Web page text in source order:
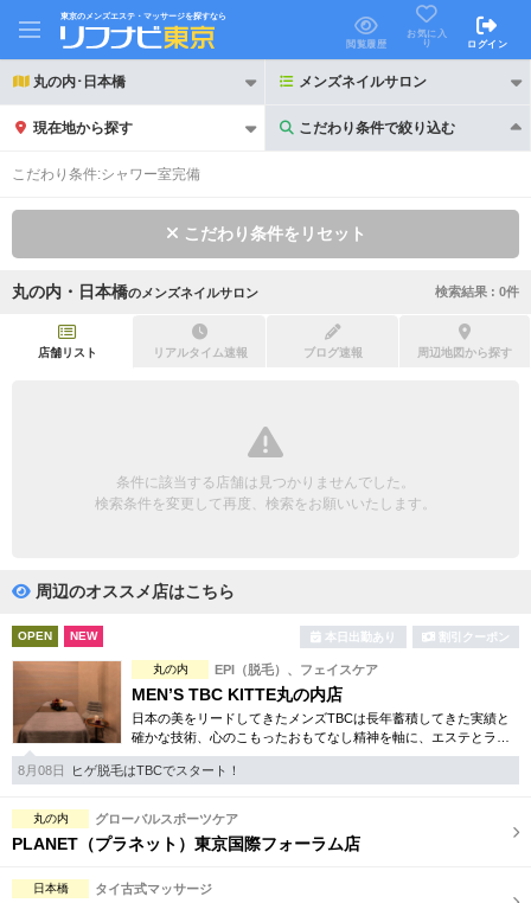
東京のメンズエステ・マッサージを探すなら
閲覧履歴
お気に入
り
ログイン
丸の内･日本橋 メンズネイルサロン
現在地から探す こだわり条件で絞り込む
こだわり条件で絞り込む
初回割引あり リピーター割引あり
団体様歓迎
ペアルームあり
フットバスあり 岩盤浴あり
専用駐車場あり 有資格者在籍
日本人スタッフのみ 女性スタッフのみ
スタッフ指名可
駅から徒歩5分以内
こだわり条件:シャワー室完備
こだわり条件をリセット
丸の内・日本橋の メンズネイルサロン 検索結果 : 0件
店舗リスト リアルタイム速報 ブログ速報 周辺地図から探す
条件に該当する店舗は見つかりませんでした。
検索条件を変更して再度、検索をお願いいたします。
周辺のオススメ店はこちら
OPEN NEW 本日出勤あり 割引クーポン
丸の内 EPI（脱毛）、フェイスケア
MEN’S TBC KITTE丸の内店
日本の美をリードしてきたメンズTBCは長年蓄積してきた実績と
確かな技術、心のこもったおもてなし精神を軸に、エステとライ
フスタイルの観点から健康的な美しさを追究。脱毛やシェイプ等
お得な体験コースは必見。
8月08日 ヒゲ脱毛はTBCでスタート！
丸の内 グローバルスポーツケア
PLANET（プラネット）東京国際フォーラム店
日本橋 タイ古式マッサージ